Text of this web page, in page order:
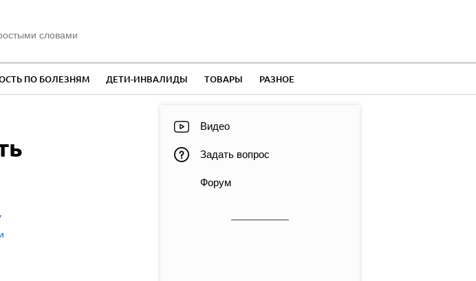
словами
ПО БОЛЕЗНЯМ ДЕТИ-ИНВАЛИДЫ ТОВАРЫ РАЗНОЕ
Видео
Задать вопрос
Форум